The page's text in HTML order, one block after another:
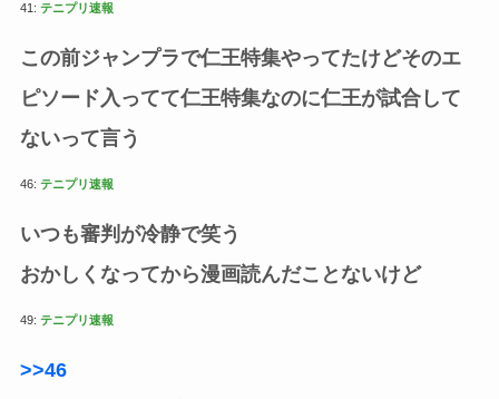
41: テニプリ速報
この前ジャンプラで仁王特集やってたけどそのエ
ピソード入ってて仁王特集なのに仁王が試合して
ないって言う
46: テニプリ速報
いつも審判が冷静で笑う
おかしくなってから漫画読んだことないけど
49: テニプリ速報
>>46